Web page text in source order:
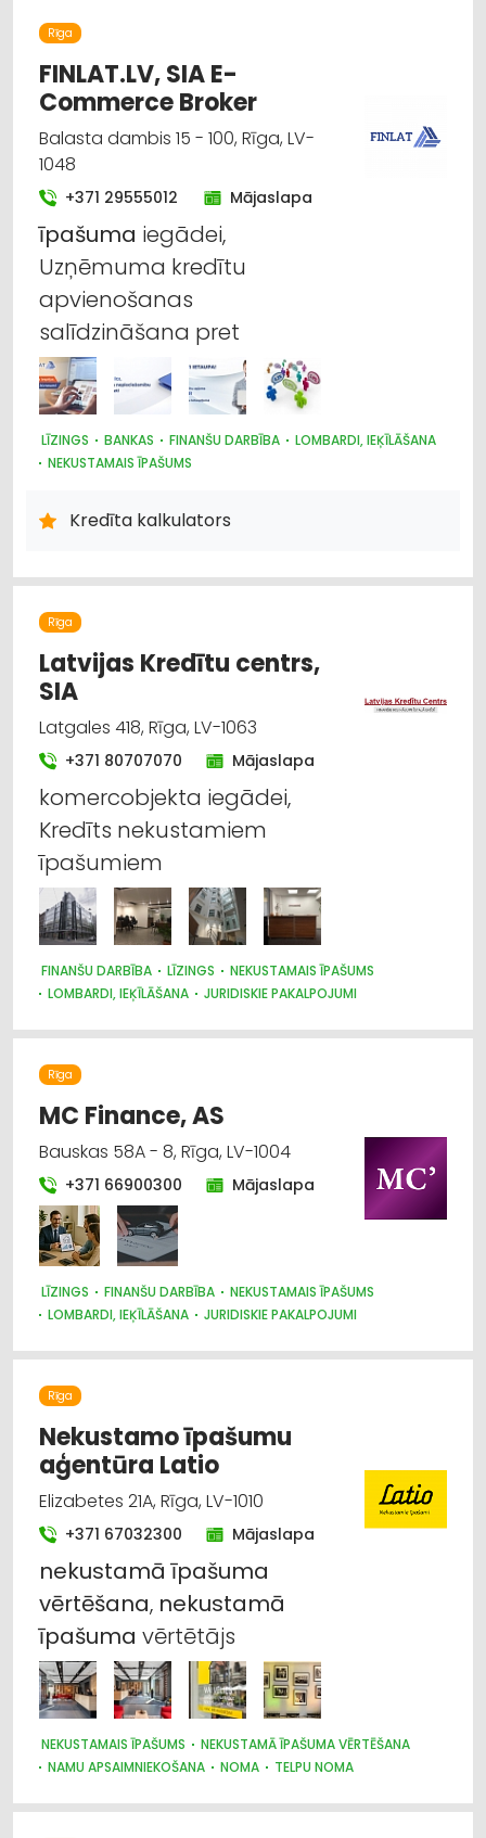
Rīga
FINLAT.LV, SIA E-
Commerce Broker
Balasta dambis 15 - 100, Rīga, LV-
1048
+371 29555012 Mājaslapa
īpašuma iegādei,
Uzņēmuma kredītu
apvienošanas
salīdzināšana pret
LĪZINGS BANKAS FINANŠU DARBĪBA
LOMBARDI, IEĶĪLĀŠANA
NEKUSTAMAIS ĪPAŠUMS
JURIDISKIE PAKALPOJUMI
Kredīta kalkulators
Rīga
Latvijas Kredītu centrs,
SIA
Latgales 418, Rīga, LV-1063
+371 80707070 Mājaslapa
komercobjekta iegādei,
Kredīts nekustamiem
īpašumiem
FINANŠU DARBĪBA LĪZINGS
NEKUSTAMAIS ĪPAŠUMS
LOMBARDI, IEĶĪLĀŠANA
JURIDISKIE PAKALPOJUMI
AUTO TIRDZNIECĪBA, AUTOSALONI
AUTO VĒRTĒŠANA
Rīga
MC Finance, AS
Bauskas 58A - 8, Rīga, LV-1004
+371 66900300 Mājaslapa
LĪZINGS FINANŠU DARBĪBA
NEKUSTAMAIS ĪPAŠUMS
LOMBARDI, IEĶĪLĀŠANA
JURIDISKIE PAKALPOJUMI
AUTO NOMA; VIEGLIE AUTO
Rīga
Nekustamo īpašumu
aģentūra Latio
Elizabetes 21A, Rīga, LV-1010
+371 67032300 Mājaslapa
nekustamā īpašuma
vērtēšana, nekustamā
īpašuma vērtētājs
NEKUSTAMAIS ĪPAŠUMS
NEKUSTAMĀ ĪPAŠUMA VĒRTĒŠANA
NAMU APSAIMNIEKOŠANA
NOMA TELPU NOMA